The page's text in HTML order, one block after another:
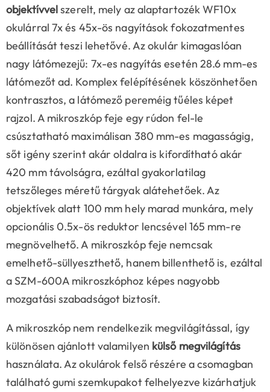
objektívvelszerelt, mely az alaptartozék WF10x
okulárral 7x és 45x-ös nagyítások fokozatmentes
beállítását teszi lehetővé. Az okulár kimagaslóan
nagy látómezejű: 7x-es nagyítás esetén 28.6 mm-es
látómezőt ad. Komplex felépítésének köszönhetően
kontrasztos, a látómező pereméig tűéles képet
rajzol. A mikroszkóp feje egy rúdon fel-le
csúsztatható maximálisan 380 mm-es magasságig,
sőt igény szerint akár oldalra is kifordítható akár
420 mm távolságra, ezáltal gyakorlatilag
tetszőleges méretű tárgyak alátehetőek. Az
objektívek alatt 100 mm hely marad munkára, mely
opcionális 0.5x-ös reduktor lencsével 165 mm-re
megnövelhető. A mikroszkóp feje nemcsak
emelhető-süllyeszthető, hanem billenthető is, ezáltal
a SZM-600A mikroszkóphoz képes nagyobb
mozgatási szabadságot biztosít.
A mikroszkóp nem rendelkezik megvilágítással, így
különösen ajánlott valamilyen külső megvilágítás
használata. Az okulárok felső részére a csomagban
található gumi szemkupakot felhelyezve kizárhatjuk